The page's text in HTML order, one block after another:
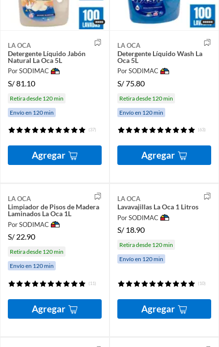
LA OCA
Detergente Líquido Jabón
Natural La Oca 5L
Por SODIMAC
S/81.10
Retira desde 120 min
Envío en 120 min
(37)
Agregar
LA OCA
Detergente Líquido Wash La
Oca 5L
Por SODIMAC
S/75.80
Retira desde 120 min
Envío en 120 min
(63)
Agregar
LA OCA
Limpiador de Pisos de Madera
Laminados La Oca 1L
Por SODIMAC
S/ 22.90
Retira desde 120 min
Envío en 120 min
(11)
Agregar
LA OCA
Lavavajillas La Oca 1 Litros
Por SODIMAC
S/ 18.90
Retira desde 120 min
Envío en 120 min
(10)
Agregar